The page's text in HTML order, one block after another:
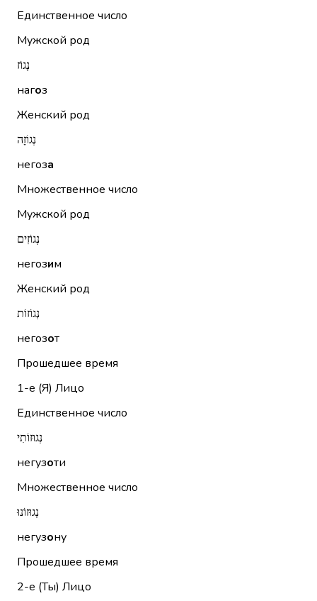
Единственное число
Мужской род
נָגוֹז
нагоз
Женский род
נְגוֹזָה
негоза
Множественное число
Мужской род
נְגוֹזִים
негозим
Женский род
נְגוֹזוֹת
негозот
Прошедшее время
1-е (Я) Лицо
Единственное число
נְגוּזוֹתִי
негузоти
Множественное число
נְגוּזוֹנוּ
негузону
Прошедшее время
2-е (Ты) Лицо